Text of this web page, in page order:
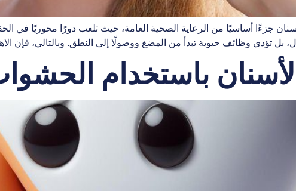
جزءًا أساسيًا من الرعاية الصحية العامة، حيث تلعب دورًا محوريًا في
بل تؤدي وظائف حيوية تبدأ من المضغ ووصولًا إلى النطق. وبالتالي، فإن
باستخدام